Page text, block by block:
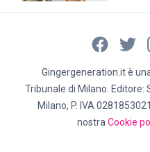
Gingergeneration.it è
Tribunale di Milano. Editore:
Milano, P. IVA
nostra Cookie